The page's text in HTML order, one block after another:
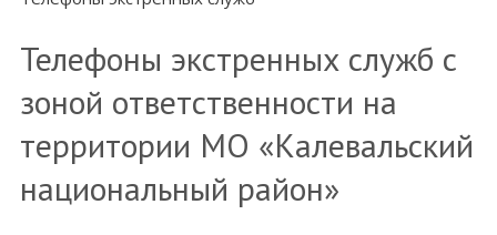
Телефоны экстренных служб с
зоной ответственности на
территории МО «Калевальский
национальный район»